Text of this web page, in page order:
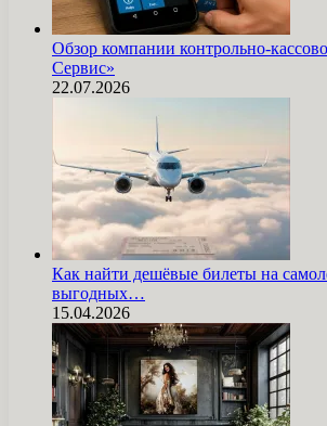
Обзор компании контрольно-
Сервис»
22.07.2026
Как найти дешёвые билеты на
выгодных…
15.04.2026